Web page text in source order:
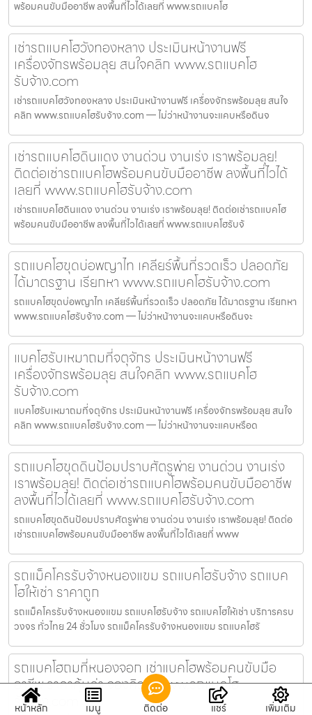
พร้อมคนขับมืออาชีพ ลงพื้นที่ไวได้เลยที่ www.รถแบคโฮ
เช่ารถแบคโฮวังทองหลาง ประเมินหน้างานฟรี
เครื่องจักรพร้อมลุย สนใจคลิก www.รถแบคโฮ
รับจ้าง.com
เช่ารถแบคโฮวังทองหลาง ประเมินหน้างานฟรี เครื่องจักรพร้อมลุย สนใจ
คลิก www.รถแบคโฮรับจ้าง.com — ไม่ว่าหน้างานจะแคบหรือดินจ
เช่ารถแบคโฮดินแดง งานด่วน งานเร่ง เราพร้อมลุย!
ติดต่อเช่ารถแบคโฮพร้อมคนขับมืออาชีพ ลงพื้นที่ไวได้
เลยที่ www.รถแบคโฮรับจ้าง.com
เช่ารถแบคโฮดินแดง งานด่วน งานเร่ง เราพร้อมลุย! ติดต่อเช่ารถแบคโฮ
พร้อมคนขับมืออาชีพ ลงพื้นที่ไวได้เลยที่ www.รถแบคโฮรับจ้
รถแบคโฮขุดบ่อพญาไท เคลียร์พื้นที่รวดเร็ว ปลอดภัย
ได้มาตรฐาน เรียกหา www.รถแบคโฮรับจ้าง.com
รถแบคโฮขุดบ่อพญาไท เคลียร์พื้นที่รวดเร็ว ปลอดภัย ได้มาตรฐาน เรียกหา
www.รถแบคโฮรับจ้าง.com — ไม่ว่าหน้างานจะแคบหรือดินจะ
แบคโฮรับเหมาถมที่จตุจักร ประเมินหน้างานฟรี
เครื่องจักรพร้อมลุย สนใจคลิก www.รถแบคโฮ
รับจ้าง.com
แบคโฮรับเหมาถมที่จตุจักร ประเมินหน้างานฟรี เครื่องจักรพร้อมลุย สนใจ
คลิก www.รถแบคโฮรับจ้าง.com — ไม่ว่าหน้างานจะแคบหรือด
รถแบคโฮขุดดินป้อมปราบศัตรูพ่าย งานด่วน งานเร่ง
เราพร้อมลุย! ติดต่อเช่ารถแบคโฮพร้อมคนขับมืออาชีพ
ลงพื้นที่ไวได้เลยที่ www.รถแบคโฮรับจ้าง.com
รถแบคโฮขุดดินป้อมปราบศัตรูพ่าย งานด่วน งานเร่ง เราพร้อมลุย! ติดต่อ
เช่ารถแบคโฮพร้อมคนขับมืออาชีพ ลงพื้นที่ไวได้เลยที่ www
รถแม็คโครรับจ้างหนองแขม รถแบคโฮรับจ้าง รถแบค
โฮให้เช่า ราคาถูก
รถแม็คโครรับจ้างหนองแขม รถแบคโฮรับจ้าง รถแบคโฮให้เช่า บริการครบ
วงจร ทั่วไทย 24 ชั่วโมง รถแม็คโครรับจ้างหนองแขม รถแบคโฮรั
รถแบคโฮถมที่หนองจอก เช่าแบคโฮพร้อมคนขับมือ
อาชีพ ราคาคุ้มค่า จองคิวที่ www.รถแบคโฮ
รับจ้าง.com
หน้าหลัก เมนู ติดต่อ แชร์ เพิ่มเติม